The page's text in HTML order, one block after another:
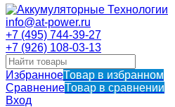
info@at-power.ru
+7 (495) 744-39-27
+7 (926) 108-03-13
ИзбранноеТовар в избранном
СравнениеТовар в сравнении
Вход